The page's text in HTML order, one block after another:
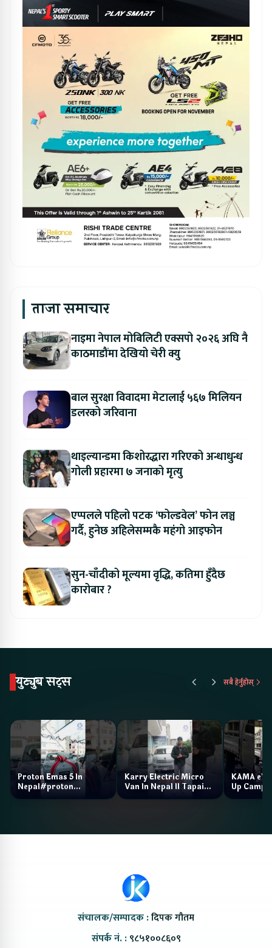
ताजा समाचार
नाइमा नेपाल मोबिलिटी एक्सपो २०२६ अघि नै
काठमाडौंमा देखियो चेरी क्यु
बाल सुरक्षा विवादमा मेटालाई ५६७ मिलियन
डलरको जरिवाना
थाइल्यान्डमा किशोरद्धारा गरिएको अन्धाधुन्ध
गोली प्रहारमा ७ जनाको मृत्यु
एप्पलले पहिलो पटक ‘फोल्डवेल’ फोन लञ्च
गर्दै, हुनेछ अहिलेसम्मकै महंगो आइफोन
सुन-चाँदीको मूल्यमा वृद्धि, कतिमा हुँदैछ
कारोबार ?
युट्युब सट्स सबै हेर्नुहोस्
Proton Emas 5 In
Nepal#proton
#protonemas5#protonnepal#evcarnepal
Karry Electric Micro
Van In Nepal II Tapaiko
Bazar II Jankari
KAMA eV
Up Camp
संचालक/सम्पादक :दिपक गौतम
संपर्क नं. : ९८५१००८६०९